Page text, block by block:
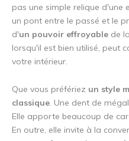
pas une simple relique d'une
un pont entre le passé et le
d'un pouvoir effroyable de
lorsqu'il est bien utilisé, peut
votre intérieur.
Que vous préfériez un style
classique. Une dent de
Elle apporte beaucoup de
En outre, elle invite à la